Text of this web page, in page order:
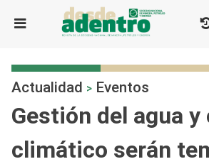
Actualidad > Eventos
Gestión del agua y
climático serán